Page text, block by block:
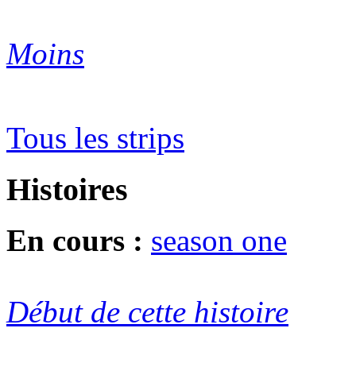
Moins
Tous les strips
Histoires
En cours : season one
Début de cette histoire